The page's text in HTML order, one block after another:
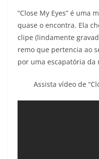
“Close My Eyes” é uma
quase o encontra. Ela
clipe (lindamente
remo que pertencia ao
por uma escapatória da
Assista vídeo de